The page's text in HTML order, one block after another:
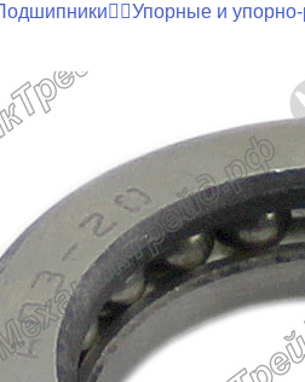
Упорные и